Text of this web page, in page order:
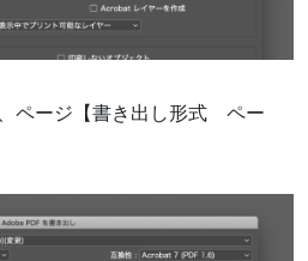
ページ【書き出し形式 ペー